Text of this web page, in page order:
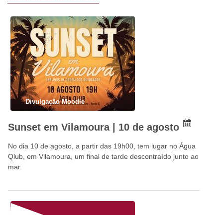
Divulgação Moodle
Sunset em Vilamoura | 10 de agosto
No dia 10 de agosto, a partir das 19h00, tem lugar no Água
Qlub, em Vilamoura, um final de tarde descontraído junto ao
mar.